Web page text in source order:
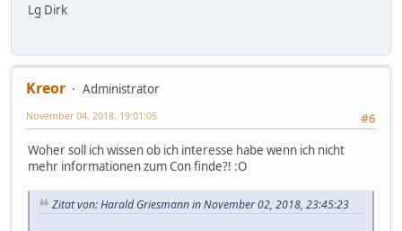
Lg Dirk
Kreor
Administrator
#6
November 04, 2018, 19:01:05
Woher soll ich wissen ob ich interesse habe wenn ich nicht
mehr informationen zum Con finde?! :O
Zitat von: Harald Griesmann in November 02, 2018, 23:45:23